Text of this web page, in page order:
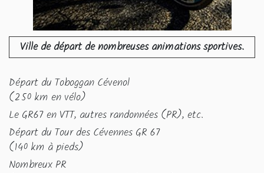
Ville de départ de nombreuses animations sportives.
Départ du Toboggan Cévenol
(250 km en vélo)
Le GR67 en VTT, autres randonnées (PR), etc.
Départ du Tour des Cévennes GR 67
(140 km à pieds)
Nombreux PR